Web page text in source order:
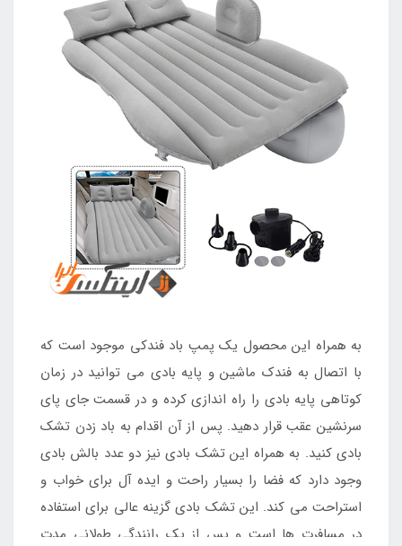
به همراه این محصول یک پمپ باد فندکی موجود است که
با اتصال به فندک ماشین و پایه بادی می توانید در زمان
کوتاهی پایه بادی را راه اندازی کرده و در قسمت جای پای
سرنشین عقب قرار دهید. پس از آن اقدام به باد زدن تشک
بادی کنید. به همراه این تشک بادی نیز دو عدد بالش بادی
وجود دارد که فضا را بسیار راحت و ایده آل برای خواب و
استراحت می کند. این تشک بادی گزینه عالی برای استفاده
در مسافرت ها است و پس از یک رانندگی طولانی مدت